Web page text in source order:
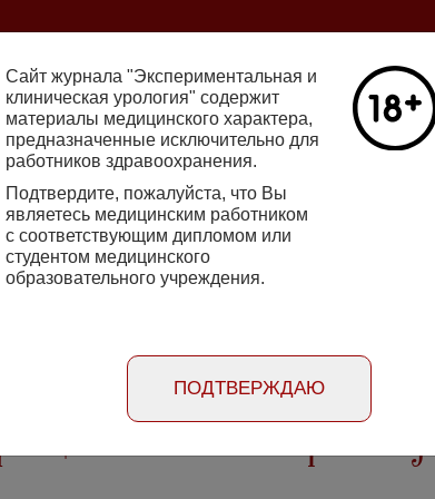
2712-8571 10.29188/2222-8543
- основатель НИИ
исследования в НИИ
Подробнее
i klinicheskaya urologiya
для авторов
клиническая картина и
Сайт журнала "Экспериментальная и
клиническая урология" содержит
материалы медицинского характера,
предназначенные исключительно для
работников здравоохранения.
Подтвердите, пожалуйста, что Вы
являетесь медицинским работником
с соответствующим дипломом или
студентом медицинского
образовательного учреждения.
ПОДТВЕРЖДАЮ